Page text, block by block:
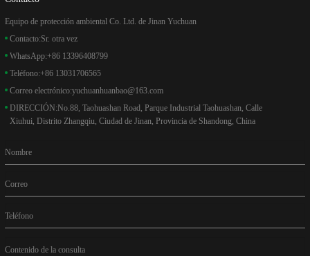
Equipo de protección ambiental Co. Ltd. de Jinan Yuchuan
Contacto:Sr. otra vez
WhatsApp:+86 13396408799
Teléfono:+86 13031706565
Correo electrónico:yuchuanhuanbao@163.com
DIRECCIÓN:No.88, Taohuashan Road, Parque Industrial Taohuashan, Calle
Xiuhui, Distrito Zhangqiu, Ciudad de Jinan, Provincia de Shandong, China
Nombre
Correo
Teléfono
Contenido de la consulta